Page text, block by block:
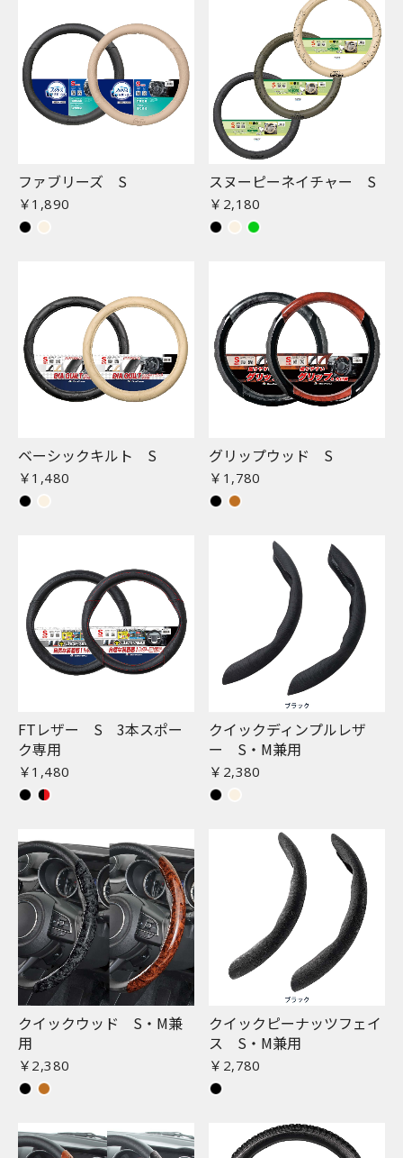
ファブリーズ S
￥1,890
スヌーピーネイチャー S
￥2,180
ベーシックキルト S
￥1,480
グリップウッド S
￥1,780
FTレザー S 3本スポー
ク専用
￥1,480
クイックディンプルレザ
ー S・M兼用
￥2,380
クイックウッド S・M兼
用
￥2,380
クイックピーナッツフェイ
ス S・M兼用
￥2,780